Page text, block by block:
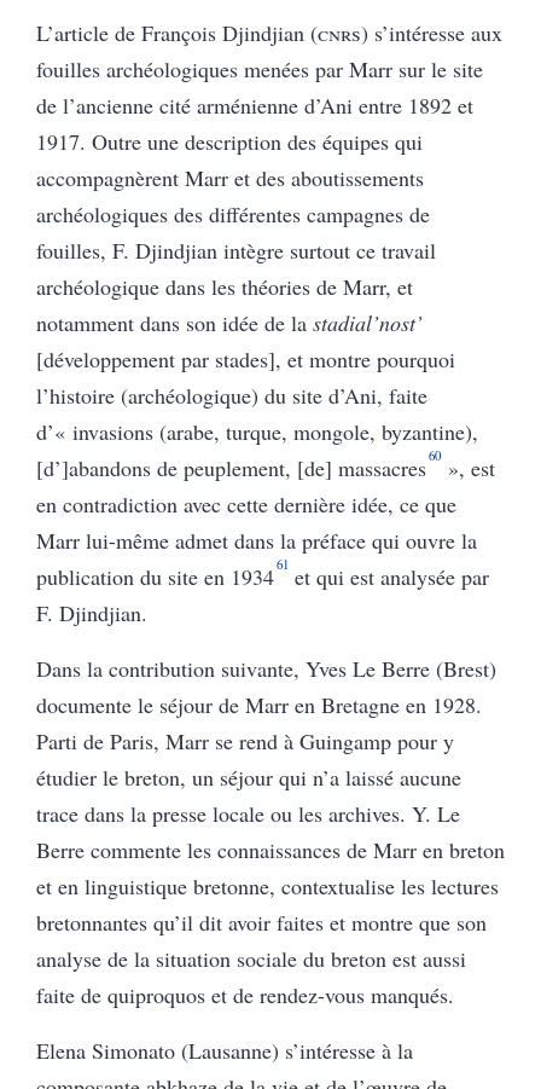
L’article de François Djindjian (cnrs) s’intéresse aux
fouilles archéologiques menées par Marr sur le site
de l’ancienne cité arménienne d’Ani entre 1892 et
1917. Outre une description des équipes qui
accompagnèrent Marr et des aboutissements
archéologiques des différentes campagnes de
fouilles, F. Djindjian intègre surtout ce travail
archéologique dans les théories de Marr, et
notamment dans son idée de la stadial’nost’
[développement par stades], et montre pourquoi
l’histoire (archéologique) du site d’Ani, faite
d’« invasions (arabe, turque, mongole, byzantine),
[d’]abandons de peuplement, [de] massacres60 », est
en contradiction avec cette dernière idée, ce que
Marr lui-même admet dans la préface qui ouvre la
publication du site en 193461 et qui est analysée par
F. Djindjian.
Dans la contribution suivante, Yves Le Berre (Brest)
documente le séjour de Marr en Bretagne en 1928.
Parti de Paris, Marr se rend à Guingamp pour y
étudier le breton, un séjour qui n’a laissé aucune
trace dans la presse locale ou les archives. Y. Le
Berre commente les connaissances de Marr en breton
et en linguistique bretonne, contextualise les lectures
bretonnantes qu’il dit avoir faites et montre que son
analyse de la situation sociale du breton est aussi
faite de quiproquos et de rendez-vous manqués.
Elena Simonato (Lausanne) s’intéresse à la